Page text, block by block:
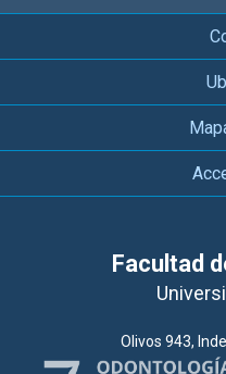
Facultad
Olivos 943,